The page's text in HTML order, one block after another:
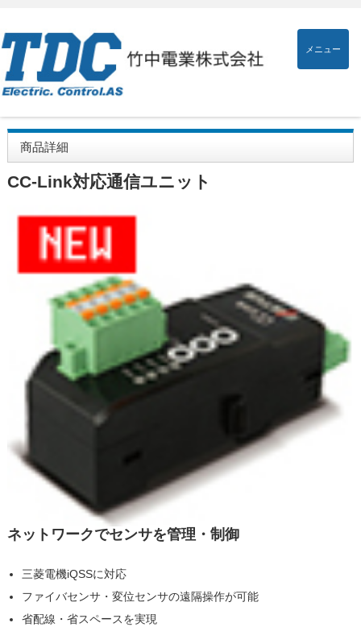
メニュー
商品詳細
CC-Link対応通信ユニット
ネットワークでセンサを管理・制御
三菱電機iQSSに対応
ファイバセンサ・変位センサの遠隔操作が可能
省配線・省スペースを実現